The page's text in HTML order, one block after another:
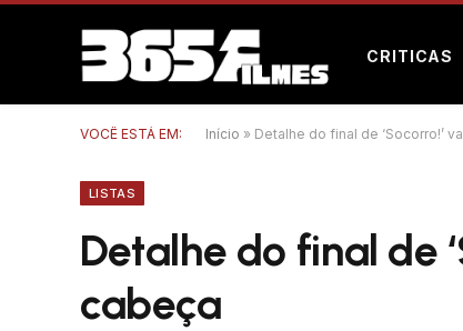
CRITICAS
VOCÊ ESTÁ EM: Início » Detalhe do final de ‘Socorro!’
LISTAS
Detalhe do final de
cabeça